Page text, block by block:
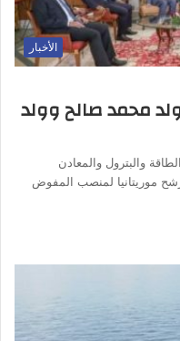
الأخبار
محمد صالح وولد
والبترول والمعادن
موريتانيا لمنصب المفوض